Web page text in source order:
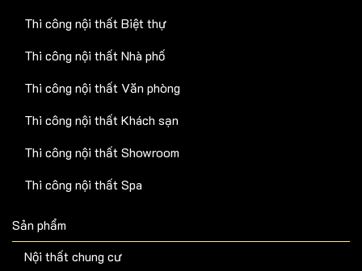
Thi công nội thất Biệt thự
Thi công nội thất Nhà phố
Thi công nội thất Văn phòng
Thi công nội thất Khách sạn
Thi công nội thất Showroom
Thi công nội thất Spa
Sản phẩm
Nội thất chung cư